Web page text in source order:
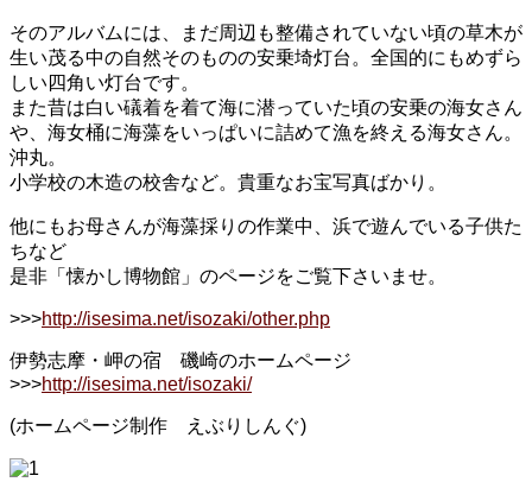
そのアルバムには、まだ周辺も整備されていない頃の草木が
生い茂る中の自然そのものの安乗埼灯台。全国的にもめずら
しい四角い灯台です。
また昔は白い礒着を着て海に潜っていた頃の安乗の海女さん
や、海女桶に海藻をいっぱいに詰めて漁を終える海女さん。
沖丸。
小学校の木造の校舎など。貴重なお宝写真ばかり。
他にもお母さんが海藻採りの作業中、浜で遊んでいる子供た
ちなど
是非「懐かし博物館」のページをご覧下さいませ。
>>>http://isesima.net/isozaki/other.php
伊勢志摩・岬の宿 磯崎のホームページ
>>>http://isesima.net/isozaki/
(ホームページ制作 えぶりしんぐ)